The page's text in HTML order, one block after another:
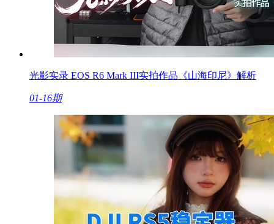
光影实录 EOS R6 Mark III实拍作品《山海印尼》解析
01-16期